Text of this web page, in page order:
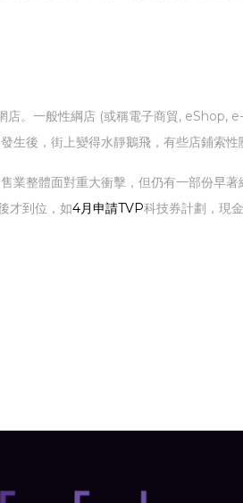
。一般性綱店 (或稱電子商貿,
生後，街上變得水靜鵝飛，有些店鋪索
整體面對重大衝擊，但仍有一部份早
才到位，如4月申請TVP科技券計劃，現